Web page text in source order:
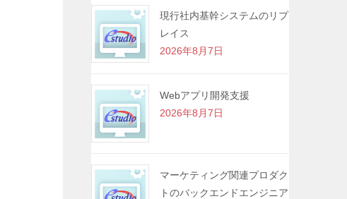
現行社内基幹システムのリプ
レイス
2026年8月7日
Webアプリ開発支援
2026年8月7日
マーケティング関連プロダク
トのバックエンドエンジニア